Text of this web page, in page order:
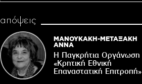
06/08/2026
Ωράριο λειτουργίας του Γραφείου
06/08/2026
Η 8η Γιορτή Μπανάνας στην Άρβη με τη
στήριξη του Δήμου Βιάννου
05/08/2026
απόψεις
ΜΑΝΟΥΚΑΚΗ-ΜΕΤΑΞΑΚΗ
ΑΝΝΑ
Η Παγκρήτια Οργάνωση
«Κρητική Εθνική
Επαναστατική Eπιτροπή»